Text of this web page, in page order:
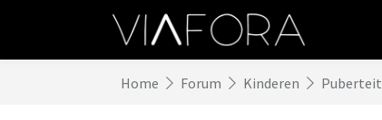
Home Forum Kinderen Puberteit